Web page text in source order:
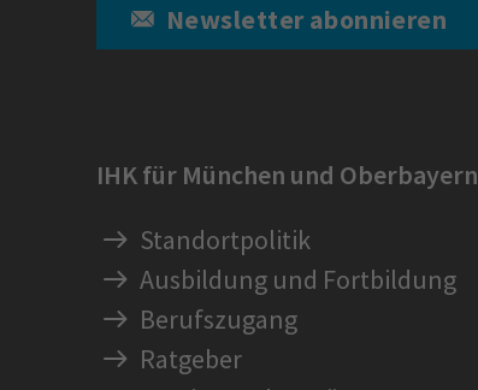
Newsletter abonnieren
IHK für München und Oberbayern
Standortpolitik
Ausbildung und Fortbildung
Berufszugang
Ratgeber